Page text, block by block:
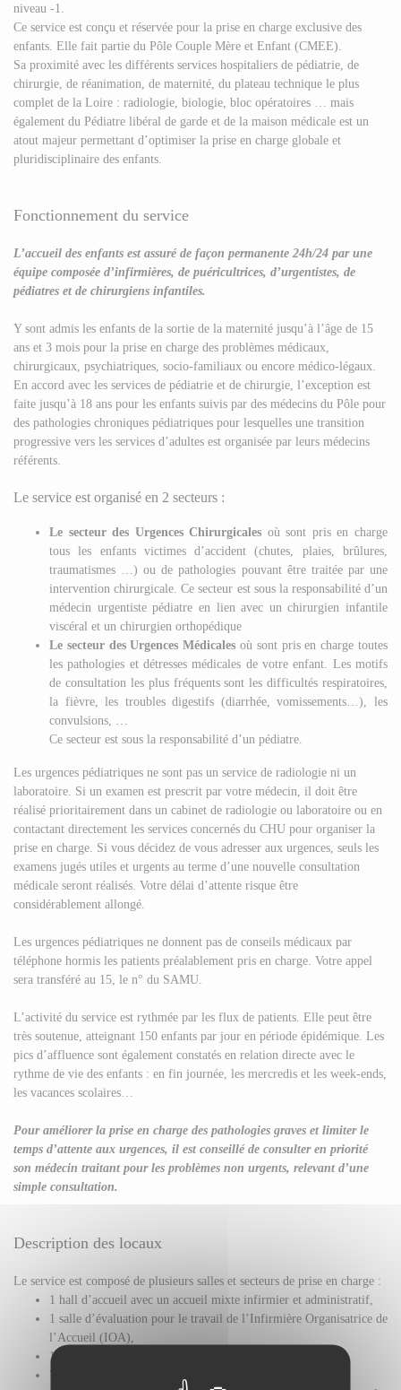
niveau -1.
Ce service est conçu et réservée pour la prise en charge exclusive des
enfants. Elle fait partie du Pôle Couple Mère et Enfant (CMEE).
Sa proximité avec les différents services hospitaliers de pédiatrie, de
chirurgie, de réanimation, de maternité, du plateau technique le plus
complet de la Loire : radiologie, biologie, bloc opératoires … mais
également du Pédiatre libéral de garde et de la maison médicale est un
atout majeur permettant d’optimiser la prise en charge globale et
pluridisciplinaire des enfants.
Fonctionnement du service
L’accueil des enfants est assuré de façon permanente 24h/24 par une
équipe composée d’infirmières, de puéricultrices, d’urgentistes, de
pédiatres et de chirurgiens infantiles.
Y sont admis les enfants de la sortie de la maternité jusqu’à l’âge de 15
ans et 3 mois pour la prise en charge des problèmes médicaux,
chirurgicaux, psychiatriques, socio-familiaux ou encore médico-légaux.
En accord avec les services de pédiatrie et de chirurgie, l’exception est
faite jusqu’à 18 ans pour les enfants suivis par des médecins du Pôle pour
des pathologies chroniques pédiatriques pour lesquelles une transition
progressive vers les services d’adultes est organisée par leurs médecins
référents.
Le service est organisé en 2 secteurs :
Le secteur des Urgences Chirurgicales où sont pris en charge
tous les enfants victimes d’accident (chutes, plaies, brûlures,
traumatismes …) ou de pathologies pouvant être traitée par une
intervention chirurgicale. Ce secteur est sous la responsabilité d’un
médecin urgentiste pédiatre en lien avec un chirurgien infantile
viscéral et un chirurgien orthopédique
Le secteur des Urgences Médicales où sont pris en charge toutes
les pathologies et détresses médicales de votre enfant. Les motifs
de consultation les plus fréquents sont les difficultés respiratoires,
la fièvre, les troubles digestifs (diarrhée, vomissements…), les
convulsions, …
Ce secteur est sous la responsabilité d’un pédiatre.
Les urgences pédiatriques ne sont pas un service de radiologie ni un
laboratoire. Si un examen est prescrit par votre médecin, il doit être
réalisé prioritairement dans un cabinet de radiologie ou laboratoire ou en
contactant directement les services concernés du CHU pour organiser la
prise en charge. Si vous décidez de vous adresser aux urgences, seuls les
examens jugés utiles et urgents au terme d’une nouvelle consultation
médicale seront réalisés. Votre délai d’attente risque être
considérablement allongé.
Les urgences pédiatriques ne donnent pas de conseils médicaux par
téléphone hormis les patients préalablement pris en charge. Votre appel
sera transféré au 15, le n° du SAMU.
L’activité du service est rythmée par les flux de patients. Elle peut être
très soutenue, atteignant 150 enfants par jour en période épidémique. Les
pics d’affluence sont également constatés en relation directe avec le
rythme de vie des enfants : en fin journée, les mercredis et les week-ends,
les vacances scolaires…
Pour améliorer la prise en charge des pathologies graves et limiter le
temps d’attente aux urgences, il est conseillé de consulter en priorité
son médecin traitant pour les problèmes non urgents, relevant d’une
simple consultation.
Description des locaux
Le service est composé de plusieurs salles et secteurs de prise en charge :
1 hall d’accueil avec un accueil mixte infirmier et administratif,
1 salle d’évaluation pour le travail de l’Infirmière Organisatrice de
l’Accueil (IOA),
1 salle d’attente séparée par secteur : médecine et chirurgie,
7 salles d’examen,